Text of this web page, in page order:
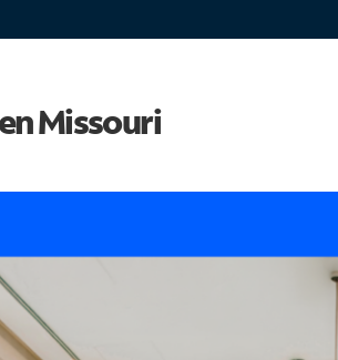
Missouri